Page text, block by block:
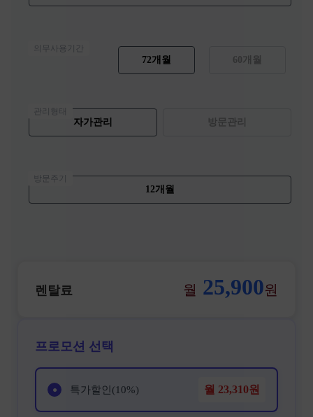
72개월 60개월
의무사용기간
자가관리 방문관리
관리형태
12개월
방문주기
렌탈료 월 25,900원
프로모션 선택
● 특가할인(10%) 월 23,310원